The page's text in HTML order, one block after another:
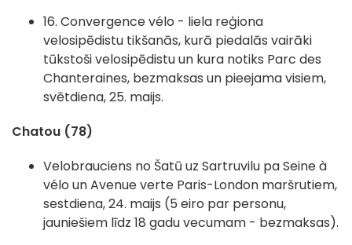
16. Convergence vélo - liela reģiona
velosipēdistu tikšanās, kurā piedalās vairāki
tūkstoši velosipēdistu un kura notiks Parc des
Chanteraines, bezmaksas un pieejama visiem,
svētdiena, 25. maijs.
Chatou (78)
Velobrauciens no Šatū uz Sartruvilu pa Seine à
vélo un Avenue verte Paris-London maršrutiem,
sestdiena, 24. maijs (5 eiro par personu,
jauniešiem līdz 18 gadu vecumam - bezmaksas).